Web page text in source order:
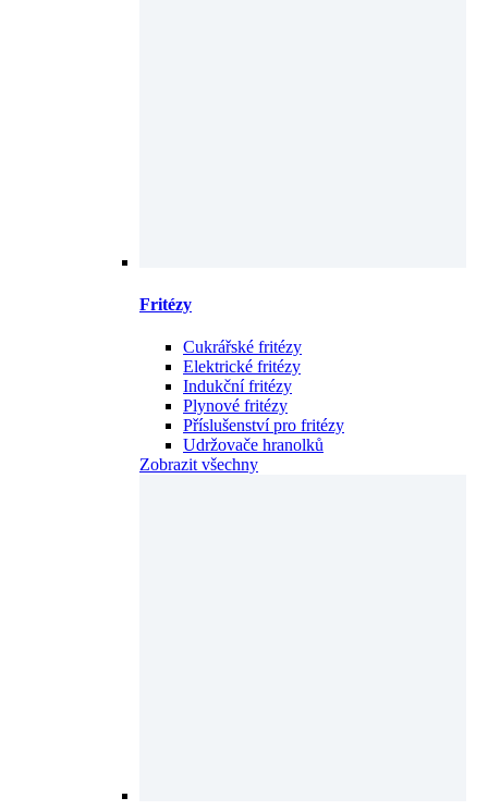
Fritézy
Cukrářské fritézy
Elektrické fritézy
Indukční fritézy
Plynové fritézy
Příslušenství pro fritézy
Udržovače hranolků
Zobrazit všechny